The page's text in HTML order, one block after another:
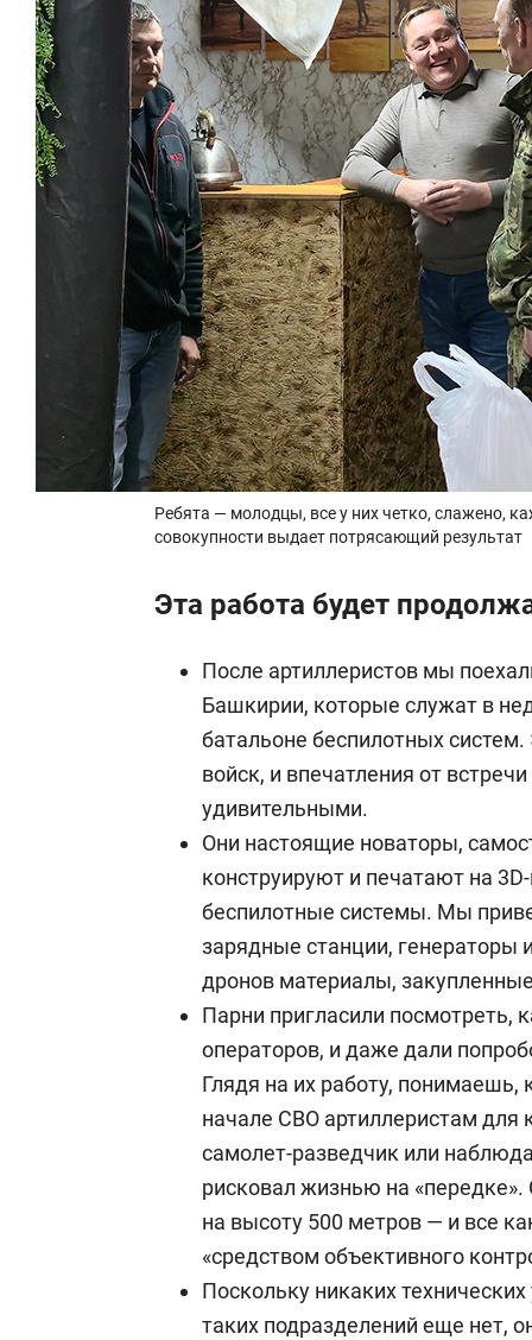
Ребята — молодцы, все у них четко, слажено,
совокупности выдает потрясающий результат
Эта работа будет
После артиллеристов мы
Башкирии, которые служат в
батальоне беспилотных
войск, и впечатления от
удивительными.
Они настоящие новаторы,
конструируют и печатают на
беспилотные системы. Мы
зарядные станции, генераторы
дронов материалы,
Парни пригласили посмотреть,
операторов, и даже дали
Глядя на их работу, понимаешь,
начале СВО артиллеристам для
самолет-разведчик или
рисковал жизнью на
на высоту 500 метров — и все
«средством объективного
Поскольку никаких
таких подразделений еще нет,